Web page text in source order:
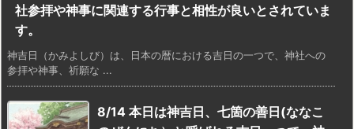
社参拝や神事に関連する行事と相性が良いとされていま
す。
神吉日（かみよしび）は、日本の暦における吉日の一つで、神社への
参拝や神事、祈願な ...
8/14 本日は神吉日、七箇の善日(ななこ